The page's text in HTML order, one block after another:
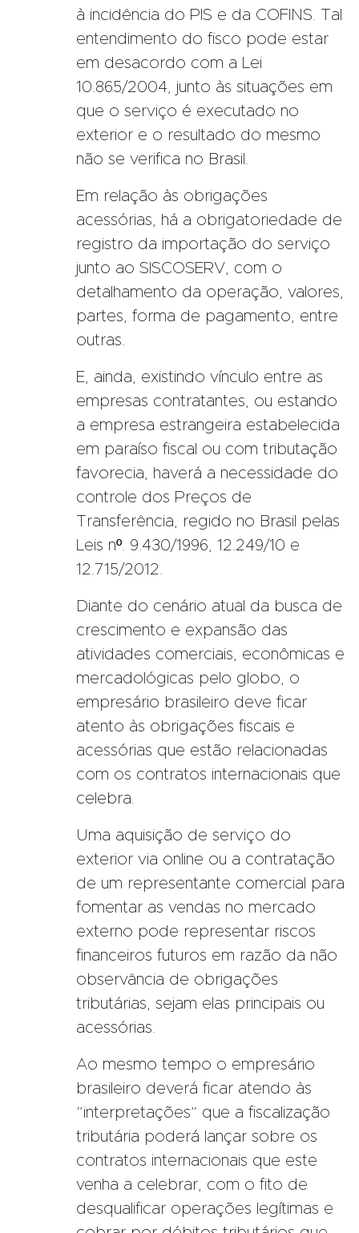
à incidência do PIS e da COFINS. Tal
entendimento do fisco pode estar
em desacordo com a Lei
10.865/2004, junto às situações em
que o serviço é executado no
exterior e o resultado do mesmo
não se verifica no Brasil.
Em relação às obrigações
acessórias, há a obrigatoriedade de
registro da importação do serviço
junto ao SISCOSERV, com o
detalhamento da operação, valores,
partes, forma de pagamento, entre
outras.
E, ainda, existindo vínculo entre as
empresas contratantes, ou estando
a empresa estrangeira estabelecida
em paraíso fiscal ou com tributação
favorecia, haverá a necessidade do
controle dos Preços de
Transferência, regido no Brasil pelas
Leis nº. 9.430/1996, 12.249/10 e
12.715/2012.
Diante do cenário atual da busca de
crescimento e expansão das
atividades comerciais, econômicas e
mercadológicas pelo globo, o
empresário brasileiro deve ficar
atento às obrigações fiscais e
acessórias que estão relacionadas
com os contratos internacionais que
celebra.
Uma aquisição de serviço do
exterior via online ou a contratação
de um representante comercial para
fomentar as vendas no mercado
externo pode representar riscos
financeiros futuros em razão da não
observância de obrigações
tributárias, sejam elas principais ou
acessórias.
Ao mesmo tempo o empresário
brasileiro deverá ficar atendo às
“interpretações” que a fiscalização
tributária poderá lançar sobre os
contratos internacionais que este
venha a celebrar, com o fito de
desqualificar operações legítimas e